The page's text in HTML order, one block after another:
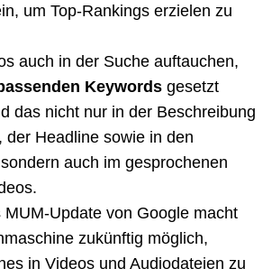
um Top-Rankings erzielen zu
auch in der Suche auftauchen,
Keywords gesetzt
das nicht nur in der Beschreibung
der Headline sowie in den
auch im gesprochenen
MUM-Update von Google macht
zukünftig möglich,
in Videos und Audiodateien zu